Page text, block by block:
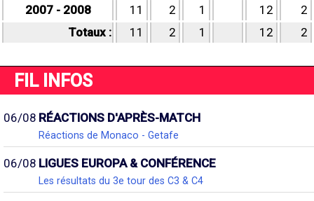
2007 - 2008
11 2 1 12
2
Totaux :
11 2 1 12 2
FIL INFOS
06/08 RÉACTIONS D'APRÈS-MATCH
Réactions de Monaco - Getafe
06/08 LIGUES EUROPA & CONFÉRENCE
Les résultats du 3e tour des C3 & C4